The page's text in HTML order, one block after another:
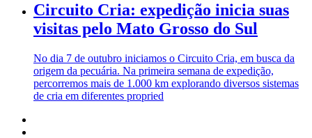
Circuito Cria: expedição inicia suas
visitas pelo Mato Grosso do Sul
No dia 7 de outubro iniciamos o Circuito Cria, em busca da
origem da pecuária. Na primeira semana de expedição,
percorremos mais de 1.000 km explorando diversos sistemas
de cria em diferentes propried